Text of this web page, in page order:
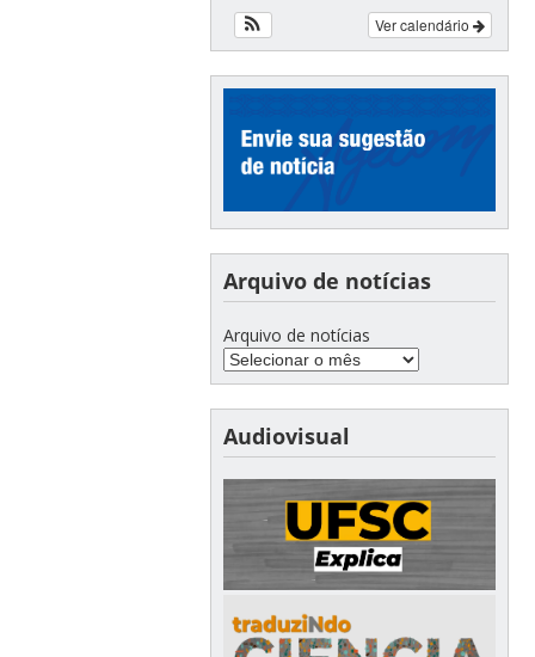
Ver calendário
Arquivo de notícias
Arquivo de notícias
Audiovisual